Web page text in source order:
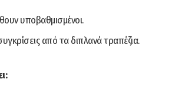
υποβαθμισμένοι.
από τα διπλανά τραπέζια.